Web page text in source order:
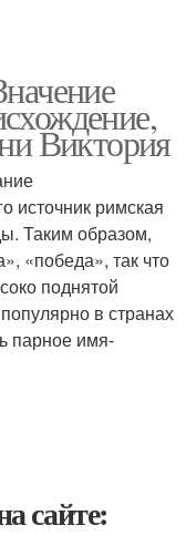
Виктория
источник римская
Таким образом,
«победа», так что
поднятой
в странах
парное имя-
сайте: